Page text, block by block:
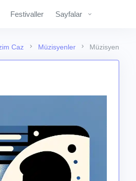
Festivaller Sayfalar
Caz Müzisyenler Müzisyen